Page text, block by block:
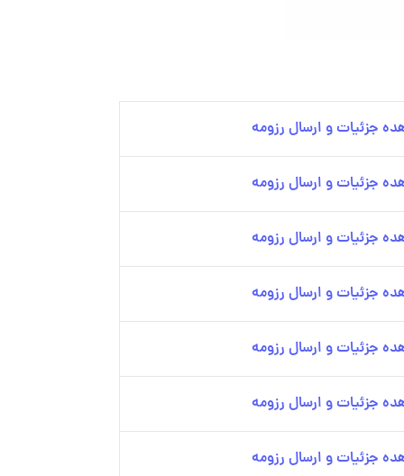
جزئیات و ارسال رزومه
جزئیات و ارسال رزومه
جزئیات و ارسال رزومه
جزئیات و ارسال رزومه
جزئیات و ارسال رزومه
جزئیات و ارسال رزومه
جزئیات و ارسال رزومه